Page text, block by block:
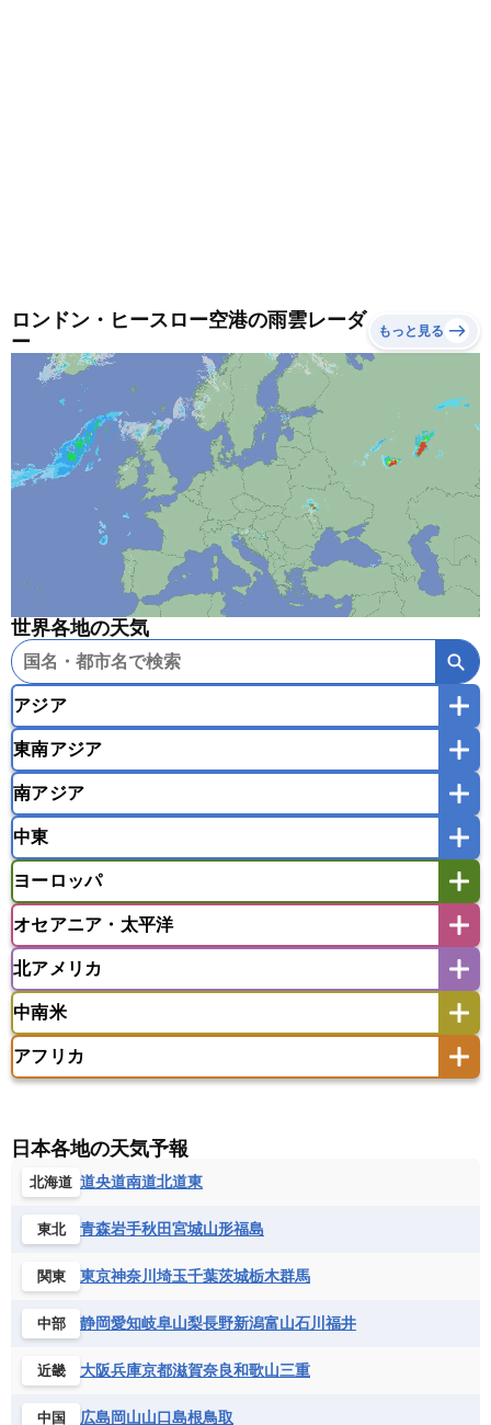
ロンドン・ヒースロー空港の雨雲レーダ
ー
もっと見る
世界各地の天気
アジア
韓国
モンゴル
東南アジア
インドネシア
マレーシア
ミャンマー
ラオス人民民主共和国
東ティモール民主共和国
南アジア
バングラデシュ
モルディブ
中東
アフガニスタン
イスラエル
ウズベキスタン
オマーン
カザフスタン
カタール
キプロス
キルギス
タジキスタン
バーレーン
ヨルダン レバノン
ヨーロッパ
アイスランド
アゼルバイジャン
イギリス
イタリア
ウクライナ
エストニア
オランダ
オーストリア
ギリシャ
スロバキア
スロベニア共和国
チェコ
デンマーク
フランス
ベルギー
ボスニア・ヘルツェゴビナ
モナコ公国
モルドバ
モンテネグロ
ラトビア
リトアニア
リヒテンシュタイン
オセアニア・太平洋
アメリカ領サモア
サモア独立国
ソロモン諸島
タヒチ
ツバル
トンガ ナウル共和国
ニウエ
バヌアツ
パプアニューギニア
ワリス・フテュナ
北アメリカ
バーミューダ諸島
中南米
アメリカ領バージン諸島
キューバ
グアテマラ
グレナダ
ケイマン諸島
コロンビア
ジャマイカ
セントクリストファー・ネービス
セントビンセント及びグレナディーン諸島
セントルシア
チリ
トリニダード・トバゴ
ドミニカ共和国
ニカラグア共和国
ハイチ共和国
バルバドス
パナマ
アフリカ
エジプト
エスワティニ王国
エリトリア国
カメルーン
ギニアビサウ共和国
ケニア
コンゴ共和国
コンゴ民主共和国
コートジボワール
サントメ・プリンシペ民主共和国
ザンビア共和国
シエラレオネ共和国
ジブチ共和国
ジンバブエ
セントヘレナ諸島
セーシェル
日本各地の天気予報
北海道 道央道南道北道東
東北 青森岩手秋田宮城山形福島
関東 東京神奈川 埼玉千葉茨城栃木群馬
中部 静岡愛知岐阜山梨長野新潟富山石川 福井
近畿 大阪兵庫京都滋賀奈良和歌山三重
中国 広島岡山山口島根鳥取